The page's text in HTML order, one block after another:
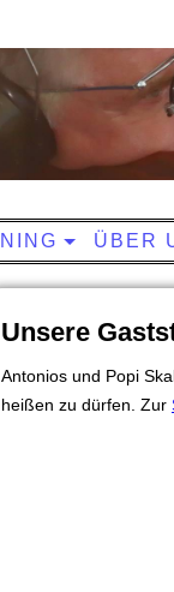
ÜBER
Unsere
Antonios und Popi
heißen zu dürfen. Zur